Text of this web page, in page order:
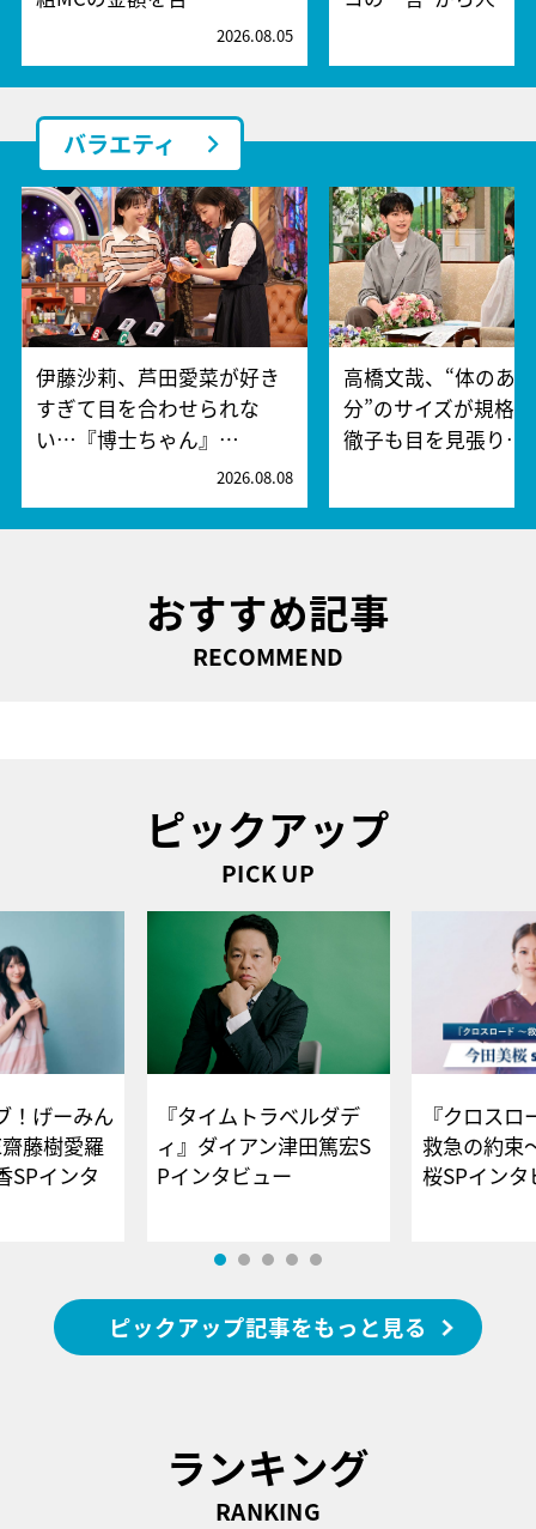
2026.08.05
バラエティ
伊藤沙莉、芦田愛菜が好き
すぎて目を合わせられな
い…『博士ちゃん』…
2026.08.08
高橋文哉、“体のあ
分”のサイズが規格
徹子も目を見張り…
おすすめ記事
RECOMMEND
ピックアップ
PICK UP
！げーみん
藤樹愛羅
SPインタ
『タイムトラベルダデ
ィ』ダイアン津田篤宏S
Pインタビュー
『クロス
救急の約束
桜SPイ
ピックアップ記事をもっと見る
ランキング
RANKING